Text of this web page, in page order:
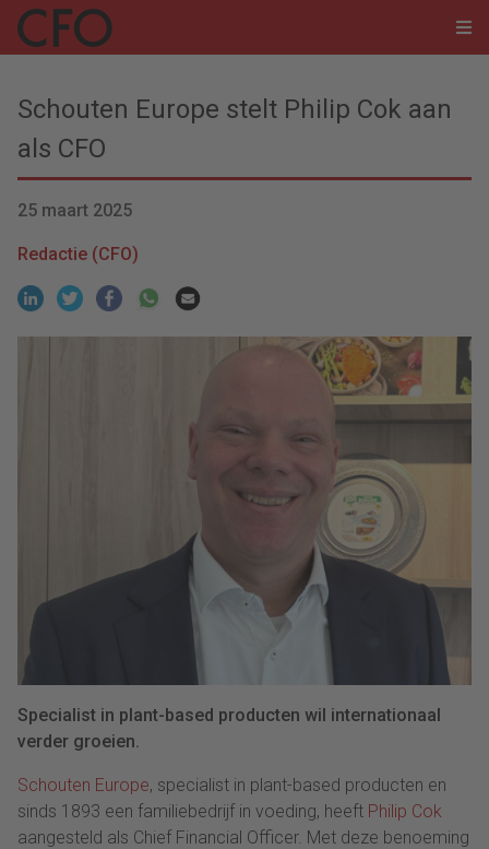
Schouten Europe stelt Philip Cok aan
als CFO
25 maart 2025
Redactie (CFO)
Specialist in plant-based producten wil internationaal
verder groeien.
Schouten Europe, specialist in plant-based producten en
sinds 1893 een familiebedrijf in voeding, heeft Philip Cok
aangesteld als Chief Financial Officer. Met deze benoeming